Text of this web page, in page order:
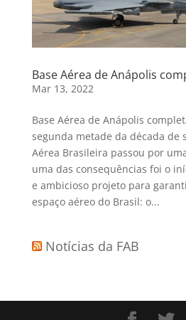
Base Aérea de Anápolis
Mar 13, 2022
Base Aérea de Anápolis
segunda metade da década de
Aérea Brasileira passou por
uma das consequências foi o
e ambicioso projeto para
espaço aéreo do Brasil: o...
Notícias da FAB